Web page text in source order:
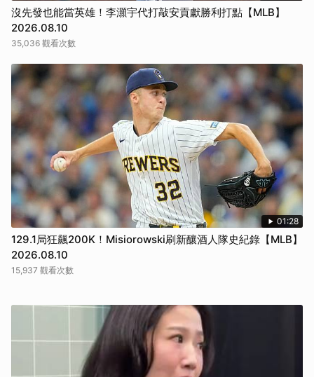
沒先發也能當英雄！李灝宇代打敲安貢獻勝利打點【MLB】
2026.08.10
35,036 觀看次數
01:28
129.1局狂飆200K！Misiorowski刷新釀酒人隊史紀錄【MLB】
2026.08.10
15,937 觀看次數